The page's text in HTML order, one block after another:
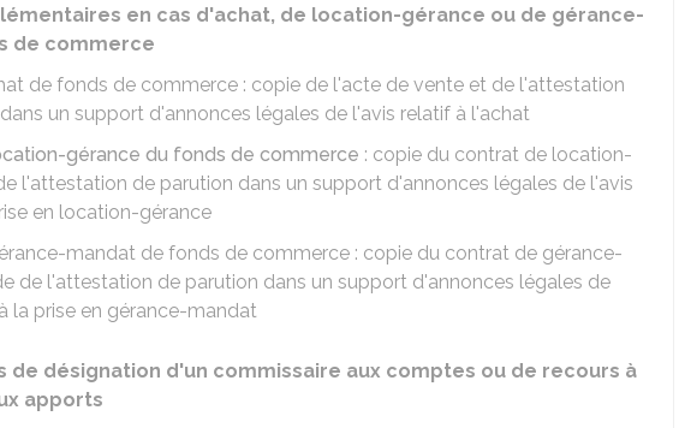
en cas d'achat, de location-gérance ou de gérance-
de commerce
de fonds de commerce : copie de l'acte de vente et de l'attestation
un support d'annonces légales de l'avis relatif à l'achat
gérance du fonds de commerce : copie du contrat de location-
l'attestation de parution dans un support d'annonces légales de l'avis
en location-gérance
mandat de fonds de commerce : copie du contrat de gérance-
de l'attestation de parution dans un support d'annonces légales de
la prise en gérance-mandat
de désignation d'un commissaire aux comptes ou de recours à
apports